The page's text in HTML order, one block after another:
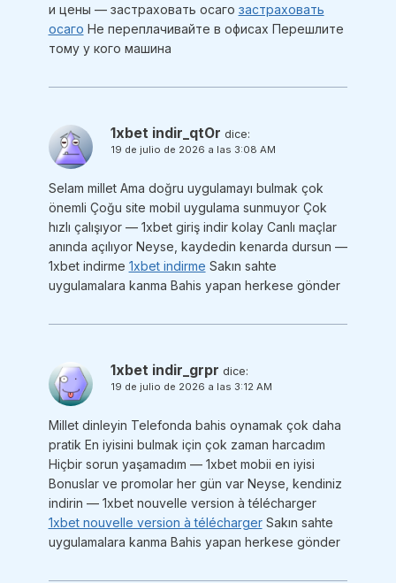
и цены — застраховать осаго застраховать
осаго Не переплачивайте в офисах Перешлите
тому у кого машина
1xbet indir_qtOr dice:
19 de julio de 2026 a las 3:08 AM
Selam millet Ama doğru uygulamayı bulmak çok
önemli Çoğu site mobil uygulama sunmuyor Çok
hızlı çalışıyor — 1xbet giriş indir kolay Canlı maçlar
anında açılıyor Neyse, kaydedin kenarda dursun —
1xbet indirme 1xbet indirme Sakın sahte
uygulamalara kanma Bahis yapan herkese gönder
1xbet indir_grpr dice:
19 de julio de 2026 a las 3:12 AM
Millet dinleyin Telefonda bahis oynamak çok daha
pratik En iyisini bulmak için çok zaman harcadım
Hiçbir sorun yaşamadım — 1xbet mobii en iyisi
Bonuslar ve promolar her gün var Neyse, kendiniz
indirin — 1xbet nouvelle version à télécharger
1xbet nouvelle version à téléchargerSakın sahte
uygulamalara kanma Bahis yapan herkese gönder